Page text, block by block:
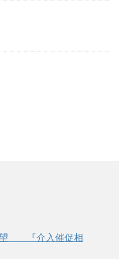
望 『介入催促相